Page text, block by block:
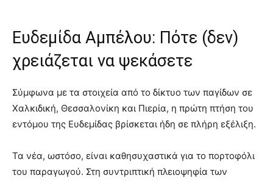
Ευδεμίδα Αμπέλου: Πότε (δεν)
χρειάζεται να ψεκάσετε
Σύμφωνα με τα στοιχεία από το δίκτυο των παγίδων σε
Χαλκιδική, Θεσσαλονίκη και Πιερία, η πρώτη πτήση του
εντόμου της Ευδεμίδας βρίσκεται ήδη σε πλήρη εξέλιξη.
Τα νέα, ωστόσο, είναι καθησυχαστικά για το πορτοφόλι
του παραγωγού. Στη συντριπτική πλειοψηφία των